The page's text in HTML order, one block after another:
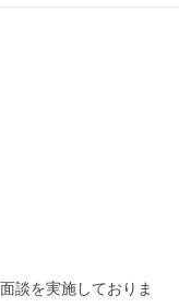
談を実施しておりま